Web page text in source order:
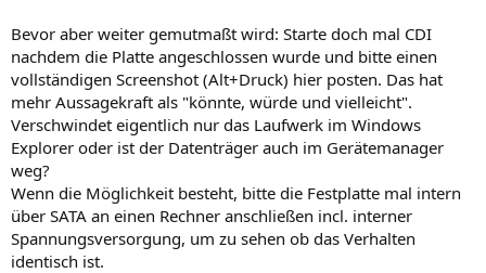
Bevor aber weiter gemutmaßt wird: Starte doch mal CDI
nachdem die Platte angeschlossen wurde und bitte einen
vollständigen Screenshot (Alt+Druck) hier posten. Das hat
mehr Aussagekraft als "könnte, würde und vielleicht".
Verschwindet eigentlich nur das Laufwerk im Windows
Explorer oder ist der Datenträger auch im Gerätemanager
weg?
Wenn die Möglichkeit besteht, bitte die Festplatte mal intern
über SATA an einen Rechner anschließen incl. interner
Spannungsversorgung, um zu sehen ob das Verhalten
identisch ist.